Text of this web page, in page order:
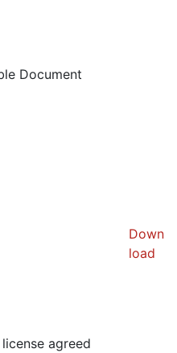
Document
agreed
Down
load